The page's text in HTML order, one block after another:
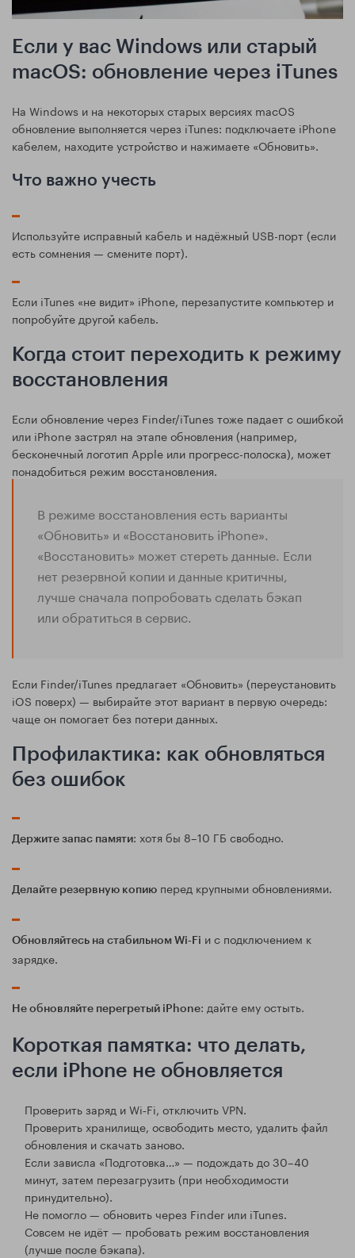
Если у вас Windows или старый
macOS: обновление через iTunes
На Windows и на некоторых старых версиях macOS
обновление выполняется через iTunes: подключаете iPhone
кабелем, находите устройство и нажимаете «Обновить».
Что важно учесть
Используйте исправный кабель и надёжный USB-порт (если
есть сомнения — смените порт).
Если iTunes «не видит» iPhone, перезапустите компьютер и
попробуйте другой кабель.
Когда стоит переходить к режиму
восстановления
Если обновление через Finder/iTunes тоже падает с ошибкой
или iPhone застрял на этапе обновления (например,
бесконечный логотип Apple или прогресс-полоска), может
понадобиться режим восстановления.
В режиме восстановления есть варианты
«Обновить» и «Восстановить iPhone».
«Восстановить» может стереть данные. Если
нет резервной копии и данные критичны,
лучше сначала попробовать сделать бэкап
или обратиться в сервис.
Если Finder/iTunes предлагает «Обновить» (переустановить
iOS поверх) — выбирайте этот вариант в первую очередь:
чаще он помогает без потери данных.
Профилактика: как обновляться
без ошибок
Держите запас памяти: хотя бы 8–10 ГБ свободно.
Делайте резервную копию перед крупными обновлениями.
Обновляйтесь на стабильном Wi‑Fi и с подключением к
зарядке.
Не обновляйте перегретый iPhone: дайте ему остыть.
Короткая памятка: что делать,
если iPhone не обновляется
Проверить заряд и Wi‑Fi, отключить VPN.
Проверить хранилище, освободить место, удалить файл
обновления и скачать заново.
Если зависла «Подготовка…» — подождать до 30–40
минут, затем перезагрузить (при необходимости
принудительно).
Не помогло — обновить через Finder или iTunes.
Совсем не идёт — пробовать режим восстановления
(лучше после бэкапа).